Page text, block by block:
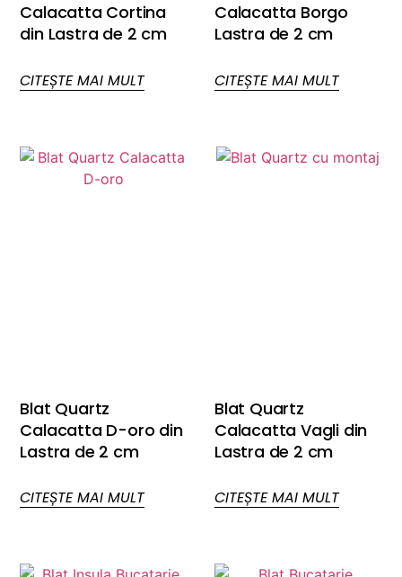
Calacatta Cortina
din Lastra de 2 cm
CITEȘTE MAI MULT
Calacatta Borgo
Lastra de 2 cm
CITEȘTE MAI MULT
Blat Quartz
Calacatta D-oro din
Lastra de 2 cm
CITEȘTE MAI MULT
Blat Quartz
Calacatta Vagli din
Lastra de 2 cm
CITEȘTE MAI MULT